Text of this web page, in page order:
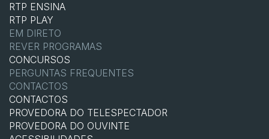
RTP ENSINA
RTP PLAY
EM DIRETO
REVER PROGRAMAS
CONCURSOS
PERGUNTAS FREQUENTES
CONTACTOS
CONTACTOS
PROVEDORA DO TELESPECTADOR
PROVEDORA DO OUVINTE